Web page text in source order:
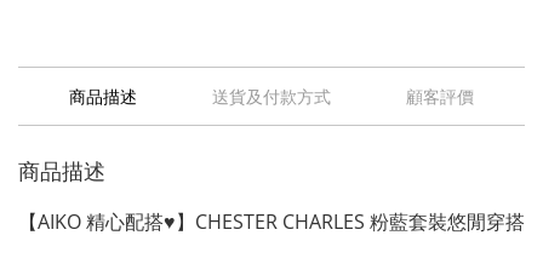
商品描述 送貨及付款方式 顧客評價
商品描述
【AIKO 精心配搭♥️】CHESTER CHARLES 粉藍套裝悠閒穿搭